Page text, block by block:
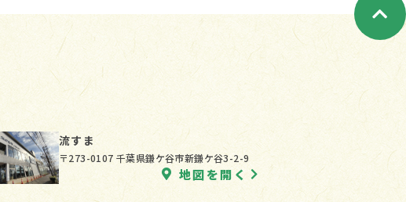
流すま
〒273-0107 千葉県鎌ケ谷市新鎌ケ谷3-2-9
地図を開く